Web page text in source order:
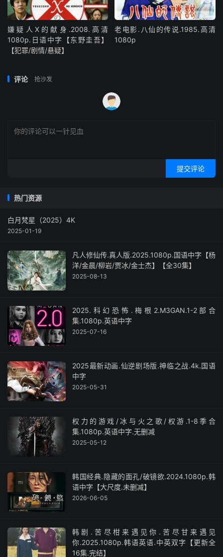
嫌疑人X的献身.2008.高清
1080p.日语中字【东野圭吾】
【犯罪/剧情/悬疑】
老电影.八仙的传说.1985.高清
1080p
评论 抢沙发
提交评论
热门资源
白月梵星（2025）4K
2025-01-19
凡人修仙传.真人版.2025.1080p.国语中字【杨
洋/金晨/柳岩/贾冰/金士杰】【全30集】
2025-08-13
2025.科幻恐怖.梅根2.M3GAN.1-2部合
集.1080p.英语中字
2025-07-16
2025最新动画.仙逆剧场版.神临之战.4k.国语
中字
2025-05-31
权力的游戏/冰与火之歌/权游.1-8季合
集.1080p.英语中字.无删减
2025-05-12
韩国经典.隐藏的面孔/破镜欲.2024.1080p.韩
语中字【大尺度.未删减】
2026-06-05
韩剧.苦尽柑来遇见你.苦尽甘来遇见
你.2025.1080p.韩语英语.中英双字【更新全
16集.完结】